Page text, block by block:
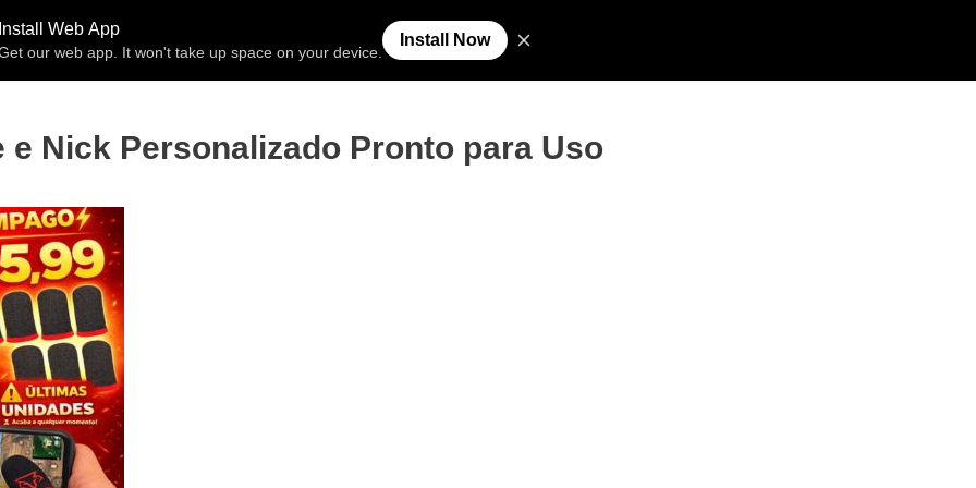
Free Fire Espaço Invisível Símbolos para Nick
e Nick Personalizado Pronto para Uso